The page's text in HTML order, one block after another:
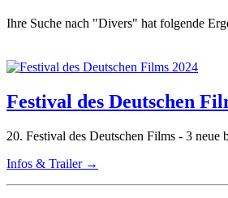
Ihre Suche nach "Divers" hat folgende
Festival des Deutschen
20. Festival des Deutschen Films - 3 neue
Infos & Trailer →